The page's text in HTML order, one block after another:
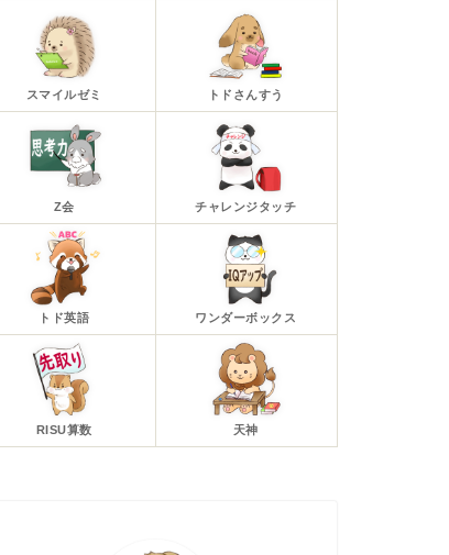
スマイルゼミ トドさんすう
Z会 チャレンジタッチ
トド英語 ワンダーボックス
RISU算数 天神